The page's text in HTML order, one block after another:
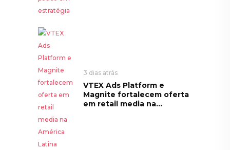
3 dias atrás
VTEX Ads Platform e
Magnite fortalecem oferta
em retail media na...